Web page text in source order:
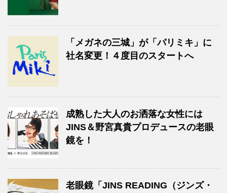
「メガネの三城」が「パリミキ」に
社名変更！４度目のスタートへ
成熟した大人のお洒落な女性には
JINS＆野宮真貴プロデュースの老眼
鏡を！
老眼鏡「JINS READING（ジンズ・